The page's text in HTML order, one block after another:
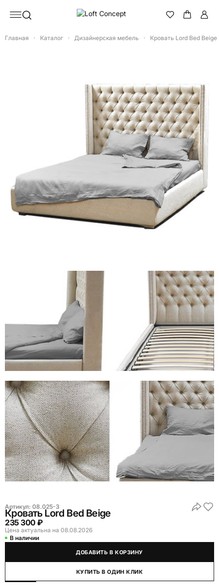
Главная Каталог Дизайнерская мебель Кровать Lord Bed Beige
Артикул: 08.025-3
Кровать Lord Bed Beige
235 300 ₽
Цена актуальна на 08.08.2026
В наличии
ДОБАВИТЬ В КОРЗИНУ
КУПИТЬ В ОДИН КЛИК